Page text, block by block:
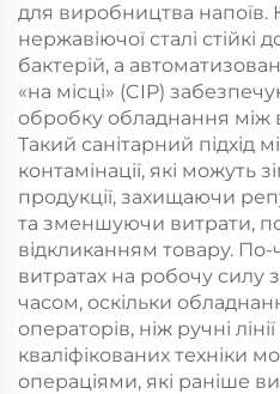
для виробництва напоїв.
нержавіючої сталі стійкі
бактерій, а
«на місці» (CIP)
обробку обладнання
Такий санітарний підхід
контамінації, які можуть
продукції, захищаючи
та зменшуючи витрати,
відкликанням товару. По-
витратах на робочу силу
часом, оскільки
операторів, ніж ручні
кваліфікованих техніки
операціями, які раніше